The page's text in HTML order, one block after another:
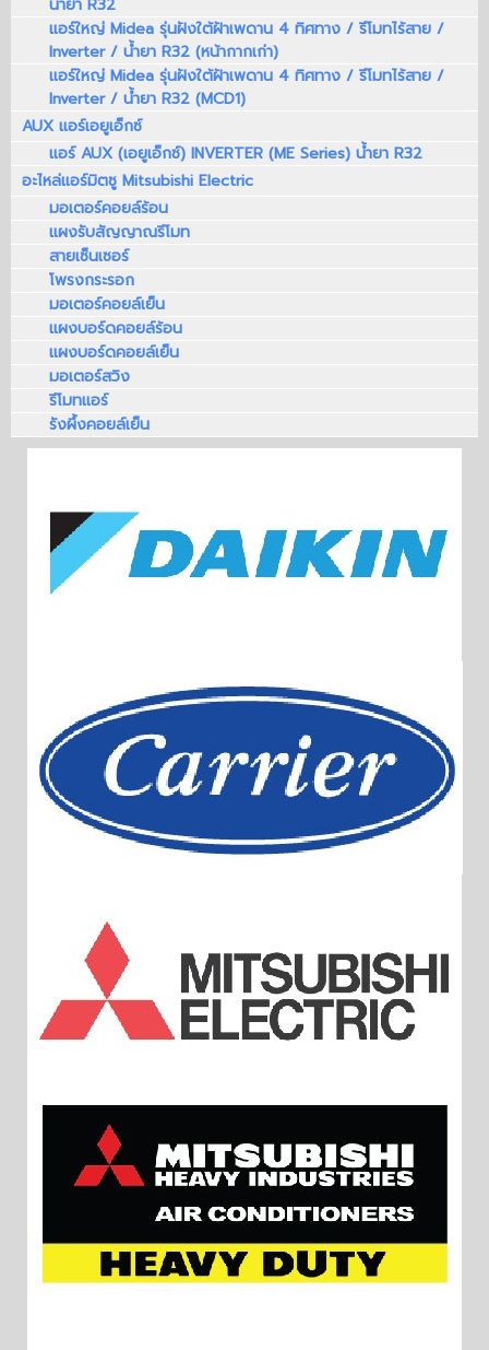
น้ำยา R32
แอร์ใหญ่ Midea รุ่นฝังใต้ฝ้าเพดาน 4 ทิศทาง / รีโมทไร้สาย /
Inverter / น้ำยา R32 (หน้ากากเก่า)
แอร์ใหญ่ Midea รุ่นฝังใต้ฝ้าเพดาน 4 ทิศทาง / รีโมทไร้สาย /
Inverter / น้ำยา R32 (MCD1)
AUX แอร์เอยูเอ็กซ์
แอร์ AUX (เอยูเอ็กซ์) INVERTER (ME Series) น้ำยา R32
อะไหล่แอร์มิตซู Mitsubishi Electric
มอเตอร์คอยล์ร้อน
แผงรับสัญญาณรีโมท
สายเซ็นเซอร์
โพรงกระรอก
มอเตอร์คอยล์เย็น
แผงบอร์ดคอยล์ร้อน
แผงบอร์ดคอยล์เย็น
มอเตอร์สวิง
รีโมทแอร์
รังผึ้งคอยล์เย็น